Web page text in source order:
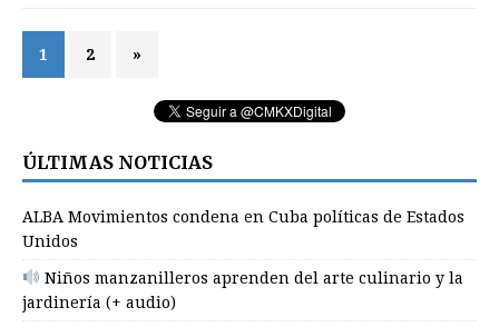
1 2 »
ÚLTIMAS NOTICIAS
ALBA Movimientos condena en Cuba políticas de Estados
Unidos
Niños manzanilleros aprenden del arte culinario y la
jardinería (+ audio)